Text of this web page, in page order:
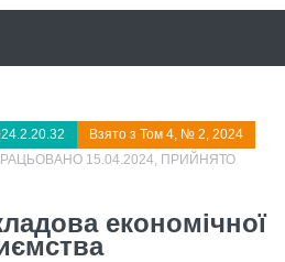
Взято з Том 4, № 2, 2024
15.04.2024, ПРИЙНЯТО
економічної